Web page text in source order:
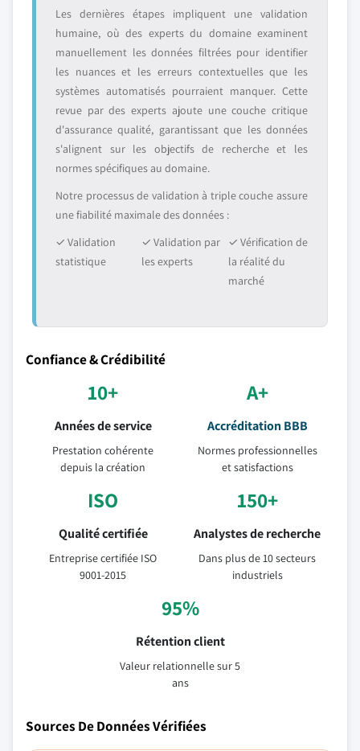
Les dernières étapes impliquent une validation
humaine, où des experts du domaine examinent
manuellement les données filtrées pour identifier
les nuances et les erreurs contextuelles que les
systèmes automatisés pourraient manquer. Cette
revue par des experts ajoute une couche critique
d'assurance qualité, garantissant que les données
s'alignent sur les objectifs de recherche et les
normes spécifiques au domaine.
Notre processus de validation à triple couche assure
une fiabilité maximale des données :
✓ Validation
statistique
✓ Validation par
les experts
✓ Vérification de
la réalité du
marché
Confiance & Crédibilité
10+
Années de service
Prestation cohérente
depuis la création
A+
Accréditation BBB
Normes professionnelles
et satisfactions
ISO
Qualité certifiée
Entreprise certifiée ISO
9001-2015
150+
Analystes de recherche
Dans plus de 10 secteurs
industriels
95%
Rétention client
Valeur relationnelle sur 5
ans
Sources De Données Vérifiées